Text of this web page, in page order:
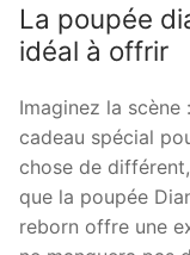
La poupée
idéal à offrir
Imaginez la scène
cadeau spécial
chose de
que la poupée
reborn offre une